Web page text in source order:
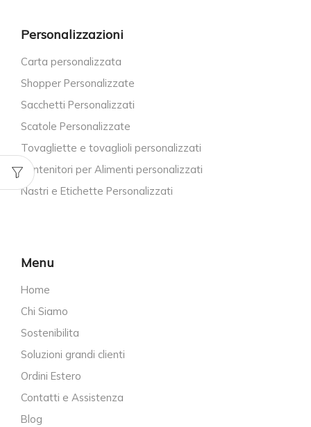
Personalizzazioni
Carta personalizzata
Shopper Personalizzate
Sacchetti Personalizzati
Scatole Personalizzate
Tovagliette e tovaglioli personalizzati
Contenitori per Alimenti personalizzati
Nastri e Etichette Personalizzati
Menu
Home
Chi Siamo
Sostenibilita
Soluzioni grandi clienti
Ordini Estero
Contatti e Assistenza
Blog